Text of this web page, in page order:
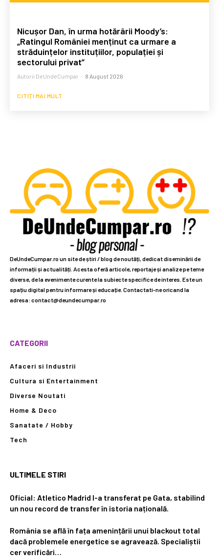
Nicușor Dan, în urma hotărârii Moody’s:
„Ratingul României menținut ca urmare a
străduințelor instituțiilor, populației și
sectorului privat”
Autorii DeUndeCumpar - 8 August 2026
CITIȚI MAI MULT
DeUndeCumpar.ro un site de știri / blog de noutăți, dedicat diseminării de
informații și actualități. Acesta oferă articole, reportaje și analize pe teme
diverse, de la evenimente curente la subiecte specifice de interes. Este un
spațiu digital pentru informare și educație. Contactati-ne oricand la
adresa: contact@deundecumpar.ro
CATEGORII
Afaceri si Industrii
Cultura si Entertainment
Diverse Noutati
Home & Deco
Sanatate / Hobby
Tech
ULTIMELE STIRI
Oficial: Atletico Madrid l-a transferat pe Gata, stabilind
un nou record de transfer în istoria națională.
România se află în fața amenințării unui blackout total
dacă problemele energetice se agravează. Specialiștii
cer verificări…